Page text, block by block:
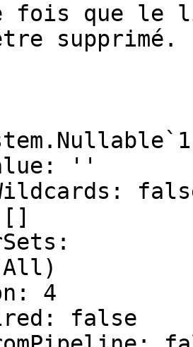
fois que le
''
[]